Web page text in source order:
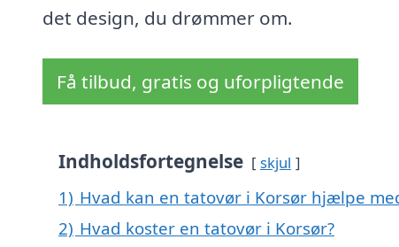
det design, du drømmer om.
Få tilbud, gratis og uforpligtende
Indholdsfortegnelse skjul
1) Hvad kan en tatovør i Korsør hjælpe
2) Hvad koster en tatovør i Korsør?